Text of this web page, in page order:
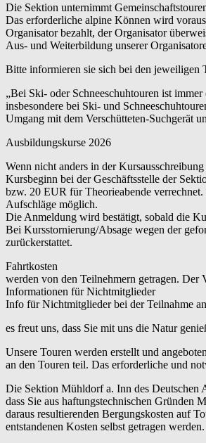
Die Sektion unternimmt
Das erforderliche alpine Können wird
Organisator bezahlt, der Organisator
Aus- und Weiterbildung unserer
Bitte informieren sie sich bei den jeweiligen
„Bei Ski- oder Schneeschuhtouren ist
insbesondere bei Ski- und
Umgang mit dem Verschütteten-Suchgerät
Ausbildungskurse 2026
Wenn nicht anders in der
Kursbeginn bei der Geschäftsstelle der
bzw. 20 EUR für Theorieabende
Aufschläge möglich.
Die Anmeldung wird bestätigt, sobald die
Bei Kursstornierung/Absage wegen der
zurückerstattet.
Fahrtkosten
werden von den Teilnehmern getragen. Der
Informationen für Nichtmitglieder
Info für Nichtmitglieder bei der Teilnahme
es freut uns, dass Sie mit uns die Natur
Unsere Touren werden erstellt und
an den Touren teil. Das erforderliche und
Die Sektion Mühldorf a. Inn des Deutschen
dass Sie aus haftungstechnischen Gründen
daraus resultierenden Bergungskosten auf
entstandenen Kosten selbst getragen werden.